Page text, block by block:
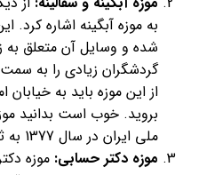
به موزه آبگینه اشاره کرد.
شده و وسایل آن متعلق به
گردشگران زیادی را به
از این موزه باید به
بروید. خوب است بدانید
ملی ایران در سال 1377 به ثبت رسید.
موزه دکتر حسابی: